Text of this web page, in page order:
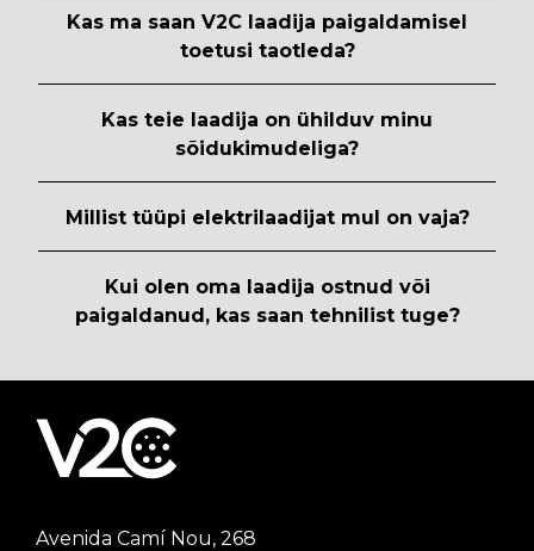
Kas ma saan V2C laadija paigaldamisel
toetusi taotleda?
Kas teie laadija on ühilduv minu
sõidukimudeliga?
Millist tüüpi elektrilaadijat mul on vaja?
Kui olen oma laadija ostnud või
paigaldanud, kas saan tehnilist tuge?
Avenida Camí Nou, 268